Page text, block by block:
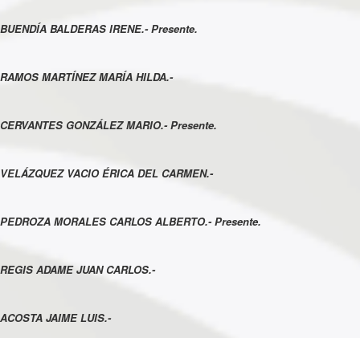
BUENDÍA BALDERAS IRENE.- Presente.
RAMOS MARTÍNEZ MARÍA HILDA.-
CERVANTES GONZÁLEZ MARIO.- Presente.
VELÁZQUEZ VACIO ÉRICA DEL CARMEN.-
PEDROZA MORALES CARLOS ALBERTO.- Presente.
REGIS ADAME JUAN CARLOS.-
ACOSTA JAIME LUIS.-